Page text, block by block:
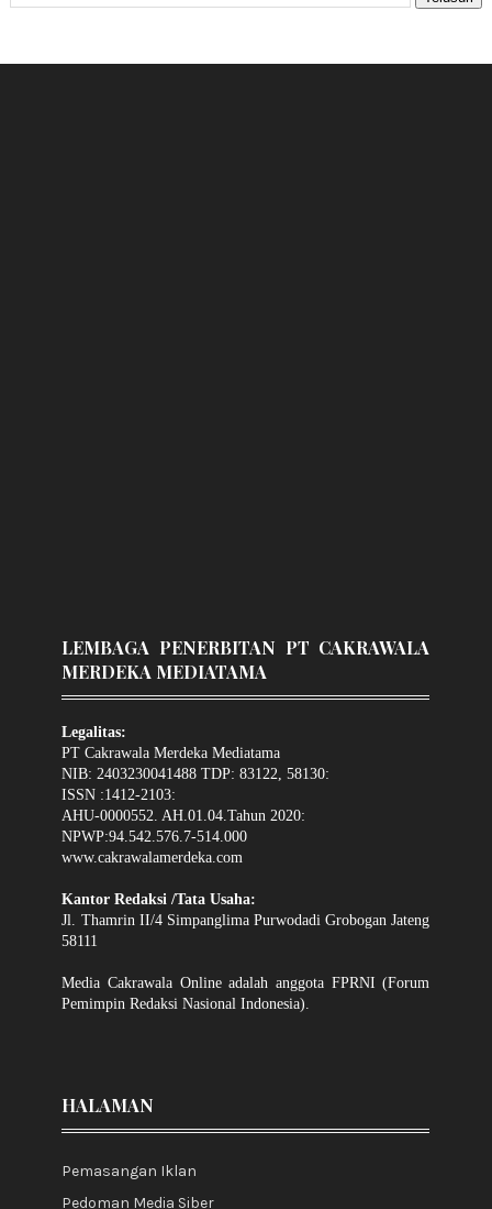
LEMBAGA PENERBITAN PT CAKRAWALA
MERDEKA MEDIATAMA
Legalitas:
PT Cakrawala Merdeka Mediatama
NIB: 2403230041488 TDP: 83122, 58130:
ISSN :1412-2103:
AHU-0000552. AH.01.04.Tahun 2020:
NPWP:94.542.576.7-514.000
www.cakrawalamerdeka.com
Kantor Redaksi /Tata Usaha:
Jl. Thamrin II/4 Simpanglima Purwodadi Grobogan Jateng
58111
Media Cakrawala Online adalah anggota FPRNI (Forum
Pemimpin Redaksi Nasional Indonesia).
HALAMAN
Pemasangan Iklan
Pedoman Media Siber